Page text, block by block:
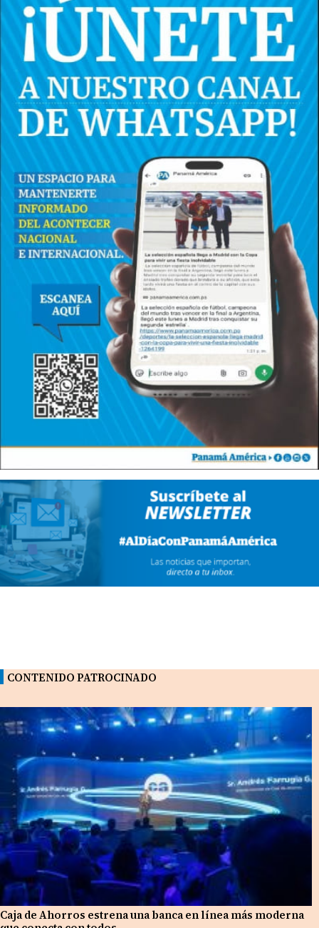
CONTENIDO PATROCINADO
Caja de Ahorros estrena una banca en línea más moderna